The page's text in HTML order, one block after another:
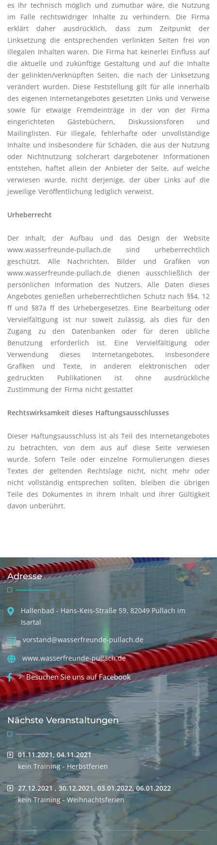
es ihr technisch möglich und zumutbar wäre, die Nutzung
im Falle rechtswidriger Inhalte zu verhindern. Die Firma
erklärt daher ausdrücklich, dass zum Zeitpunkt der
Linksetzung die entsprechenden verlinkten Seiten frei von
illegalen Inhalten waren. Die Firma hat keinerlei Einfluss auf
die aktuelle und zukünftige Gestaltung und auf die Inhalte
der gelinkten/verknüpften Seiten, die nach der Linksetzung
verändert wurden. Diese Feststellung gilt für alle innerhalb
des eigenen Internetangebotes gesetzten Links und Verweise
sowie für etwaige Fremdeinträge in der von der Firma
eingerichteten Gästebüchern, Diskussionsforen und
Mailinglisten. Für illegale, fehlerhafte oder unvollständige
Inhalte und insbesondere für Schäden, die aus der Nutzung
oder Nichtnutzung solcherart dargebotener Informationen
entstehen, haftet allein der Anbieter der Seite, auf welche
verwiesen wurde, nicht derjenige, der über Links auf die
jeweilige Veröffentlichung lediglich verweist.
Urheberrecht
Der Inhalt, der Aufbau und das Design der Website
www.wasserfreunde-pullach.de sind urheberrechtlich
geschützt. Alle Nachrichten, Bilder und Grafiken von
www.wasserfreunde-pullach.de dienen ausschließlich der
persönlichen Information des Nutzers. Alle Daten dieses
Angebotes genießen urheberrechtlichen Schutz nach §§4, 12
ff und §87a ff des Urhebergesetzes. Eine Bearbeitung oder
Vervielfältigung ist nur soweit zulässig, als dies für den
Zugang zu den Datenbanken oder für deren übliche
Benutzung erforderlich ist. Eine Vervielfältigung oder
Verwendung dieses Internetangebotes, insbesondere
Grafiken und Texte, in anderen elektronischen oder
gedruckten Publikationen ist ohne ausdrückliche
Zustimmung der Firma nicht gestattet
Rechtswirksamkeit dieses Haftungsausschlusses
Dieser Haftungsausschluss ist als Teil des Internetangebotes
zu betrachten, von dem aus auf diese Seite verwiesen
wurde. Sofern Teile oder einzelne Formulierungen dieses
Textes der geltenden Rechtslage nicht, nicht mehr oder
nicht vollständig entsprechen sollten, bleiben die übrigen
Teile des Dokumentes in ihrem Inhalt und ihrer Gültigkeit
davon unberührt.
Adresse
Hallenbad - Hans-Keis-Straße 59, 82049 Pullach im
Isartal
vorstand@wasserfreunde-pullach.de
www.wasserfreunde-pullach.de
Besuchen Sie uns auf Facebook
Nächste Veranstaltungen
01.11.2021, 04.11.2021
kein Training - Herbstferien
27.12.2021 , 30.12.2021, 03.01.2022, 06.01.2022
kein Training - Weihnachtsferien